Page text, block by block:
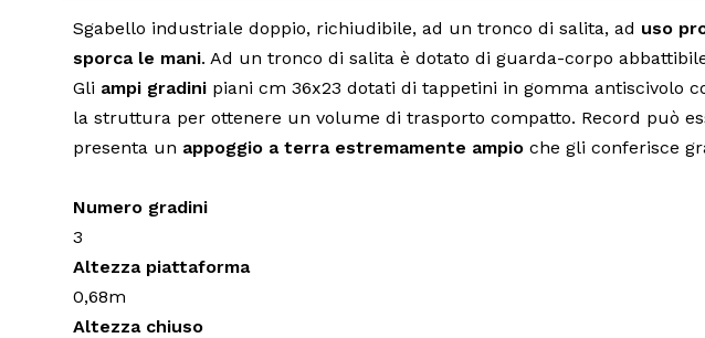
Sgabello industriale doppio, richiudibile, ad un tronco di salita, ad uso
sporca le mani. Ad un tronco di salita è dotato di guarda-corpo
Gli ampi gradini piani cm 36x23 dotati di tappetini in gomma antiscivolo
la struttura per ottenere un volume di trasporto compatto. Record può
presenta un appoggio a terra estremamente ampio che gli conferisce
Numero gradini
3
Altezza piattaforma
0,68m
Altezza chiuso